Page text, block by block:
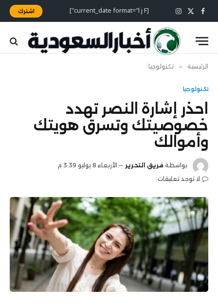
فيسبوك
X
(Twitter)
الانستغرام [current_date format="l j F"] اشترك
الرئيسية » تكنولوجيا
تكنولوجيا
احذر إشارة النصر تهدد
خصوصيتك وتسرق هويتك
وأموالك
بواسطة فريق التحرير
الأربعاء 8 يوليو 3:39 م
لا توجد تعليقات